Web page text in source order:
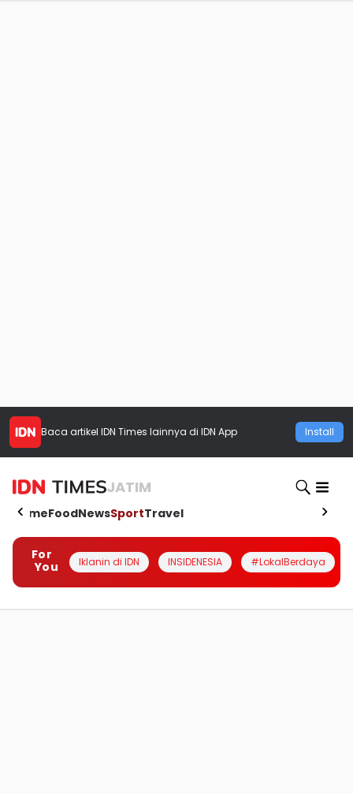
Baca artikel IDN Times lainnya di IDN App Install
JATIM
HomeFoodNewsSportTravel
For
You
Iklanin di IDN INSIDENESIA #LokalBerdaya